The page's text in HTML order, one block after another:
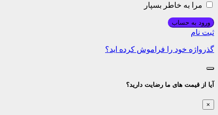
مرا به خاطر بسپار
ورود به حساب
ثبت نام
گذرواژه خود را فراموش کرده اید؟
آیا از قیمت های ما رضایت دارید؟
×